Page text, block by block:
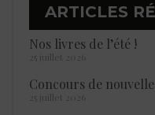
ARTICLES
Nos livres de l’été !
25 juillet 2026
Concours de
25 juillet 2026